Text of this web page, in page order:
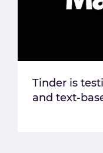
Tinder is
and text-